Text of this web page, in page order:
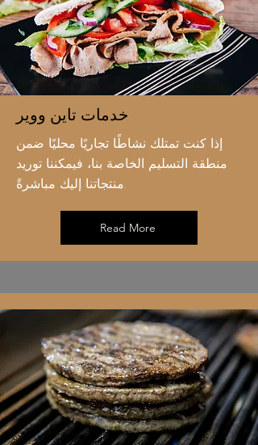
خدمات تاين ووير
إذا كنت تمتلك نشاطًا تجاريًا محليًا ضمن
منطقة التسليم الخاصة بنا، فيمكننا توريد
منتجاتنا إليك مباشرةً.
Read More